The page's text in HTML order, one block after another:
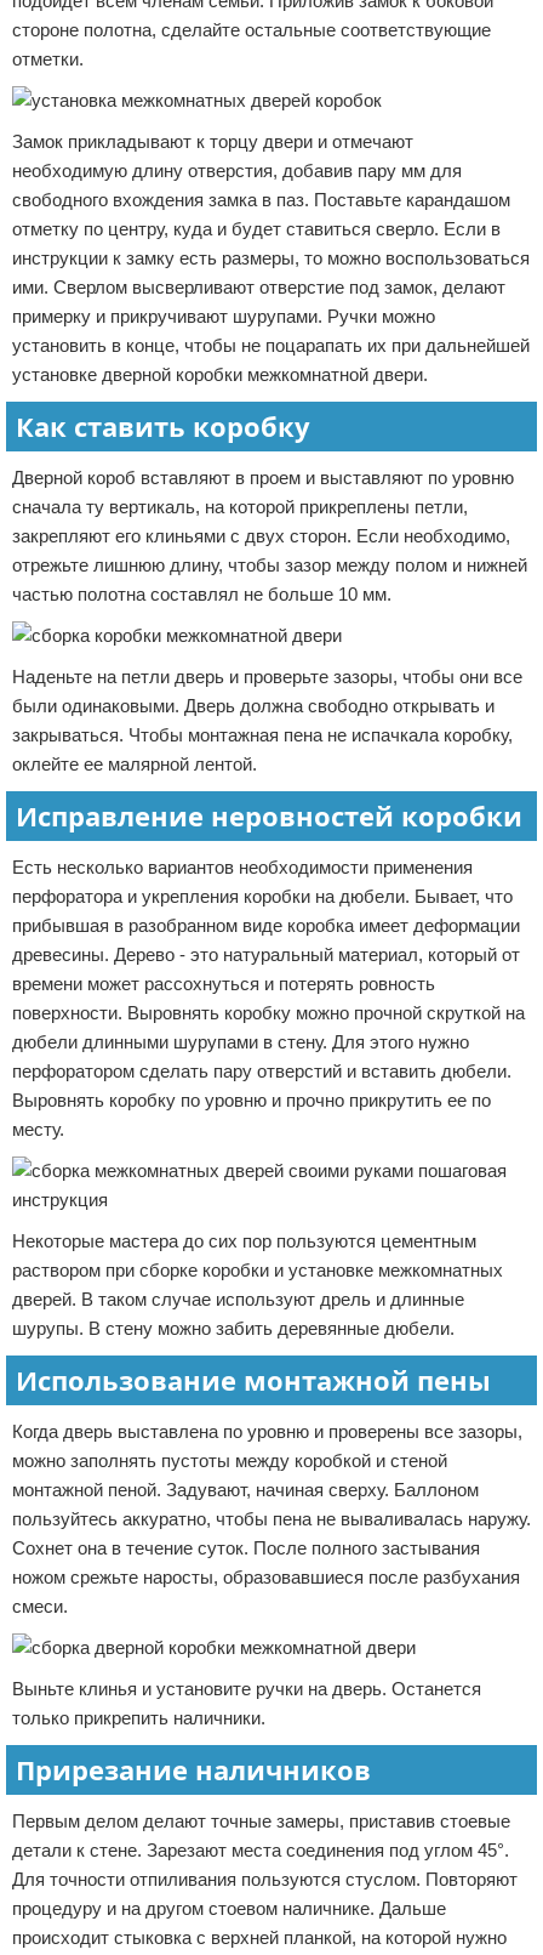
стороне полотна, сделайте остальные соответствующие
отметки.
Замок прикладывают к торцу двери и отмечают
необходимую длину отверстия, добавив пару мм для
свободного вхождения замка в паз. Поставьте карандашом
отметку по центру, куда и будет ставиться сверло. Если в
инструкции к замку есть размеры, то можно воспользоваться
ими. Сверлом высверливают отверстие под замок, делают
примерку и прикручивают шурупами. Ручки можно
установить в конце, чтобы не поцарапать их при дальнейшей
установке дверной коробки межкомнатной двери.
Как ставить коробку
Дверной короб вставляют в проем и выставляют по уровню
сначала ту вертикаль, на которой прикреплены петли,
закрепляют его клиньями с двух сторон. Если необходимо,
отрежьте лишнюю длину, чтобы зазор между полом и нижней
частью полотна составлял не больше 10 мм.
Наденьте на петли дверь и проверьте зазоры, чтобы они все
были одинаковыми. Дверь должна свободно открывать и
закрываться. Чтобы монтажная пена не испачкала коробку,
оклейте ее малярной лентой.
Исправление неровностей коробки
Есть несколько вариантов необходимости применения
перфоратора и укрепления коробки на дюбели. Бывает, что
прибывшая в разобранном виде коробка имеет деформации
древесины. Дерево - это натуральный материал, который от
времени может рассохнуться и потерять ровность
поверхности. Выровнять коробку можно прочной скруткой на
дюбели длинными шурупами в стену. Для этого нужно
перфоратором сделать пару отверстий и вставить дюбели.
Выровнять коробку по уровню и прочно прикрутить ее по
месту.
Некоторые мастера до сих пор пользуются цементным
раствором при сборке коробки и установке межкомнатных
дверей. В таком случае используют дрель и длинные
шурупы. В стену можно забить деревянные дюбели.
Использование монтажной пены
Когда дверь выставлена по уровню и проверены все зазоры,
можно заполнять пустоты между коробкой и стеной
монтажной пеной. Задувают, начиная сверху. Баллоном
пользуйтесь аккуратно, чтобы пена не вываливалась наружу.
Сохнет она в течение суток. После полного застывания
ножом срежьте наросты, образовавшиеся после разбухания
смеси.
Выньте клинья и установите ручки на дверь. Останется
только прикрепить наличники.
Прирезание наличников
Первым делом делают точные замеры, приставив стоевые
детали к стене. Зарезают места соединения под углом 45°.
Для точности отпиливания пользуются стуслом. Повторяют
процедуру и на другом стоевом наличнике. Дальше
происходит стыковка с верхней планкой, на которой нужно